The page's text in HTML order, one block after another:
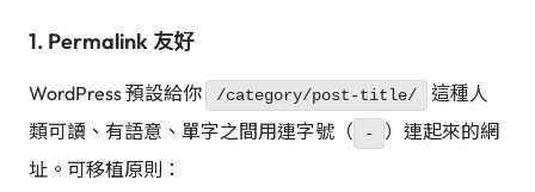
1. Permalink 友好
WordPress 預設給你 /category/post-title/
這種人
類可讀、有語意、單字之間用連字號（
-
）連起來的網
址。可移植原則：